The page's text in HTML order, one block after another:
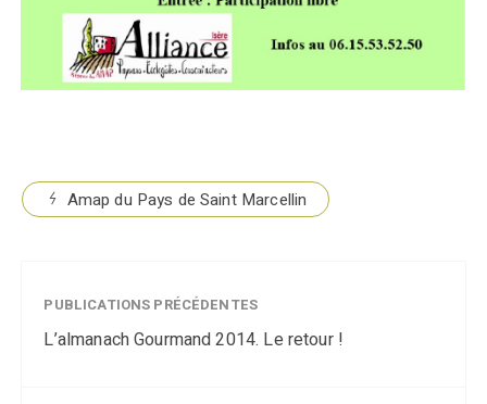
Amap du Pays de Saint Marcellin
PUBLICATIONS PRÉCÉDENTES
L’almanach Gourmand 2014. Le retour !